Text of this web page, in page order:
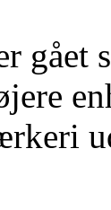
gået